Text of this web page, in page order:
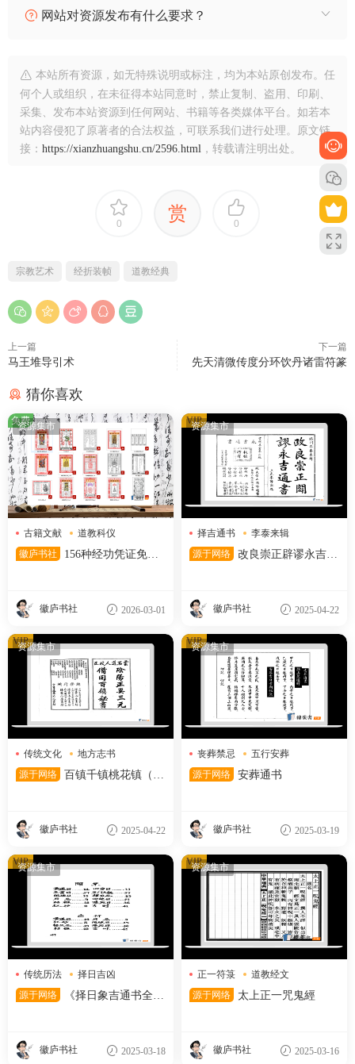
网站对资源发布有什么要求？
本站所有资源，如无特殊说明或标注，均为本站原创发布。任
何个人或组织，在未征得本站同意时，禁止复制、盗用、印刷、
采集、发布本站资源到任何网站、书籍等各类媒体平台。如若本
站内容侵犯了原著者的合法权益，可联系我们进行处理。原文链
接： https://xianzhuangshu.cn/2596.html ，转载请注明出处。
0 赏 0
宗教艺术 经折装帧 道教经典
上一篇
马王堆导引术
下一篇
先天清微传度分环饮丹诸雷符篆
猜你喜欢
资源集市
古籍文献
道教科仪
道教符箓
徽庐书社
156种经功凭证免费
徽庐书社 2026-03-01
免费 资源集市
择吉通书
李泰来辑
清宣统石印本
源于网络
改良崇正辟谬永吉通
徽庐书社 2025-04-22
VIP
资源集市
传统文化
地方志书
风水地理
源于网络
百镇千镇桃花镇（12
徽庐书社 2025-04-22
VIP 资源集市
丧葬禁忌
五行安葬
安葬吉日
源于网络 安葬通书
徽庐书社 2025-03-19
VIP
资源集市
传统历法
择日吉凶
黄道吉日
源于网络
《择日象吉通书全
徽庐书社 2025-03-18
VIP 资源集市
正一符箓
道教经文
驱邪咒语
源于网络 太上正一咒鬼經
徽庐书社 2025-03-16
VIP